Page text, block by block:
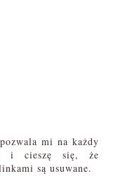
mi na każdy
i cieszę się, że
są usuwane.